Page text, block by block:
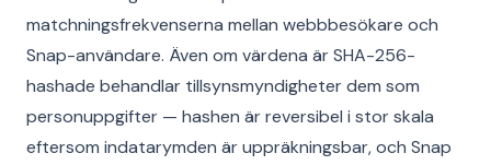
matchningsfrekvenserna mellan webbbesökare och
Snap-användare. Även om värdena är SHA-256-
hashade behandlar tillsynsmyndigheter dem som
personuppgifter — hashen är reversibel i stor skala
eftersom indatarymden är uppräkningsbar, och Snap